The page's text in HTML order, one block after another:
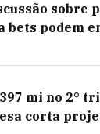
sobre
bets podem
mi no 2°
corta